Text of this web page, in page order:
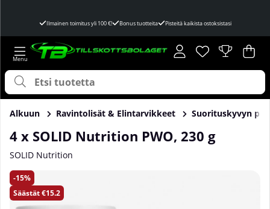
Ilmainen toimitus yli 100 €! Bonus tuotteita Pisteitä kaikista ostoksistasi
Toivelista
Lukumäärä
. .
Alkuun Ravintolisät & Elintarvikkeet Suorituskyvyn
4 x SOLID Nutrition PWO, 230 g
SOLID Nutrition
15
Säästät€15.2
Tuotekuvat 4 x SOLID Nutrition PWO, 230 g